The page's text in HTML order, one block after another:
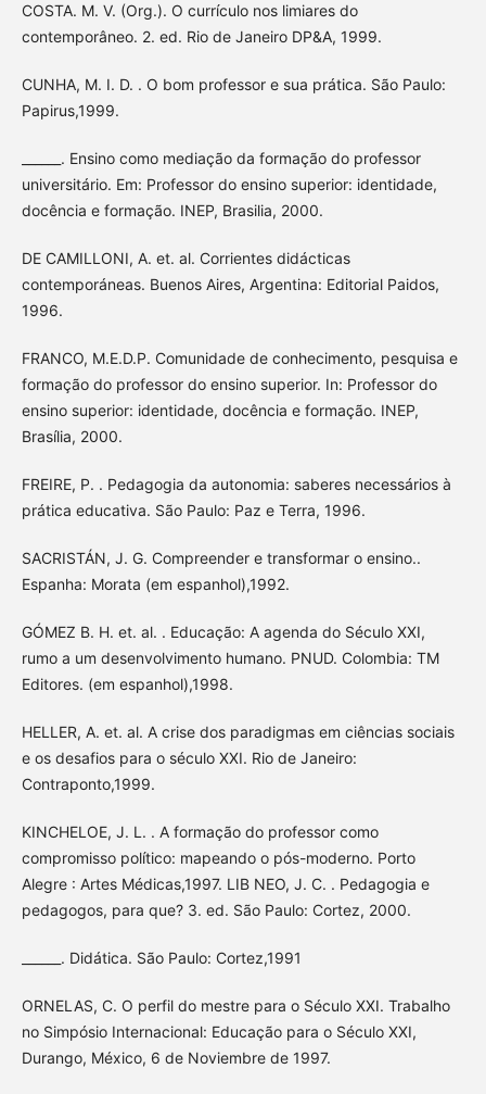
COSTA. M. V. (Org.). O currículo nos limiares do
contemporâneo. 2. ed. Rio de Janeiro DP&A, 1999.
CUNHA, M. I. D. . O bom professor e sua prática. São Paulo:
Papirus,1999.
______. Ensino como mediação da formação do professor
universitário. Em: Professor do ensino superior: identidade,
docência e formação. INEP, Brasilia, 2000.
DE CAMILLONI, A. et. al. Corrientes didácticas
contemporáneas. Buenos Aires, Argentina: Editorial Paidos,
1996.
FRANCO, M.E.D.P. Comunidade de conhecimento, pesquisa e
formação do professor do ensino superior. In: Professor do
ensino superior: identidade, docência e formação. INEP,
Brasília, 2000.
FREIRE, P. . Pedagogia da autonomia: saberes necessários à
prática educativa. São Paulo: Paz e Terra, 1996.
SACRISTÁN, J. G. Compreender e transformar o ensino..
Espanha: Morata (em espanhol),1992.
GÓMEZ B. H. et. al. . Educação: A agenda do Século XXI,
rumo a um desenvolvimento humano. PNUD. Colombia: TM
Editores. (em espanhol),1998.
HELLER, A. et. al. A crise dos paradigmas em ciências sociais
e os desafios para o século XXI. Rio de Janeiro:
Contraponto,1999.
KINCHELOE, J. L. . A formação do professor como
compromisso político: mapeando o pós-moderno. Porto
Alegre : Artes Médicas,1997. LIB NEO, J. C. . Pedagogia e
pedagogos, para que? 3. ed. São Paulo: Cortez, 2000.
______. Didática. São Paulo: Cortez,1991
ORNELAS, C. O perfil do mestre para o Século XXI. Trabalho
no Simpósio Internacional: Educação para o Século XXI,
Durango, México, 6 de Noviembre de 1997.